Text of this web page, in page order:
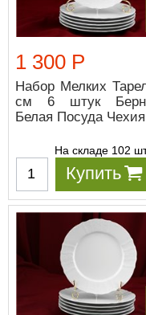
1 300 Р
Набор Мелких
см 6 штук
Белая Посуда Чехия
На складе 102
Купить